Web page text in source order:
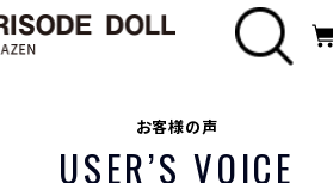
お客様の声
USER’S VOICE